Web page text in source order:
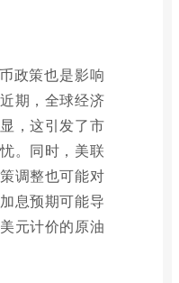
政策也是影响
期，全球经济
，这引发了市
。同时，美联
调整也可能对
息预期可能导
元计价的原油